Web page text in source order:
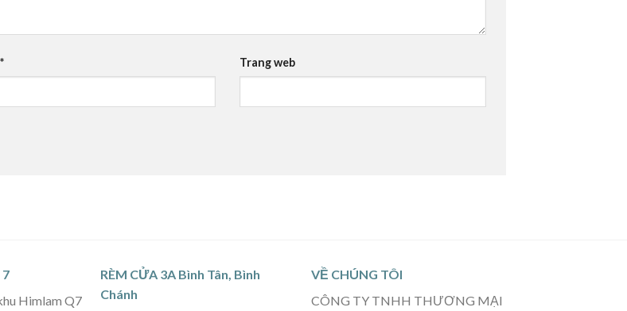
* Trang web
7
Himlam Q7
RÈM CỬA 3A Bình Tân, Bình
Chánh
VỀ CHÚNG TÔI
CÔNG TY TNHH THƯƠNG MẠI